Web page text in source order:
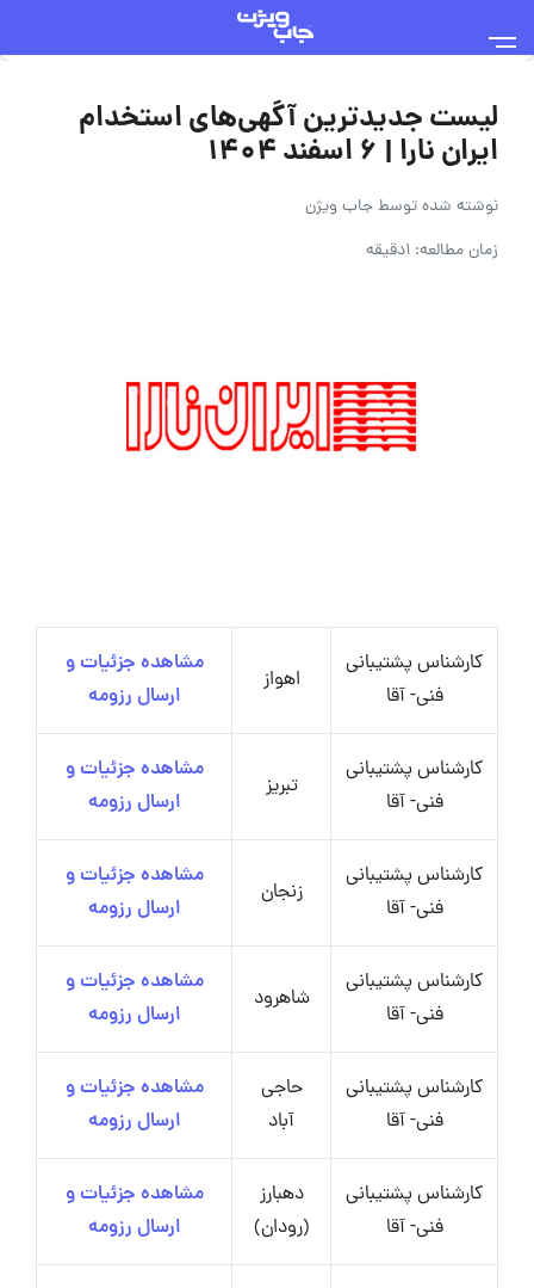
لیست جدیدترین آگهی‌های استخدام
ایران نارا | ۶ اسفند ۱۴۰۴
نوشته شده توسطجاب ویژن
زمان مطالعه: 1دقیقه
کارشناس پشتیبانی
فنی- آقا
اهواز
مشاهده جزئیات و
ارسال رزومه
کارشناس پشتیبانی
فنی- آقا
تبریز
مشاهده جزئیات و
ارسال رزومه
کارشناس پشتیبانی
فنی- آقا
زنجان
مشاهده جزئیات و
ارسال رزومه
کارشناس پشتیبانی
فنی- آقا
شاهرود
مشاهده جزئیات و
ارسال رزومه
کارشناس پشتیبانی
فنی- آقا
حاجی
آباد
مشاهده جزئیات و
ارسال رزومه
کارشناس پشتیبانی
فنی- آقا
دهبارز
(رودان)
مشاهده جزئیات و
ارسال رزومه